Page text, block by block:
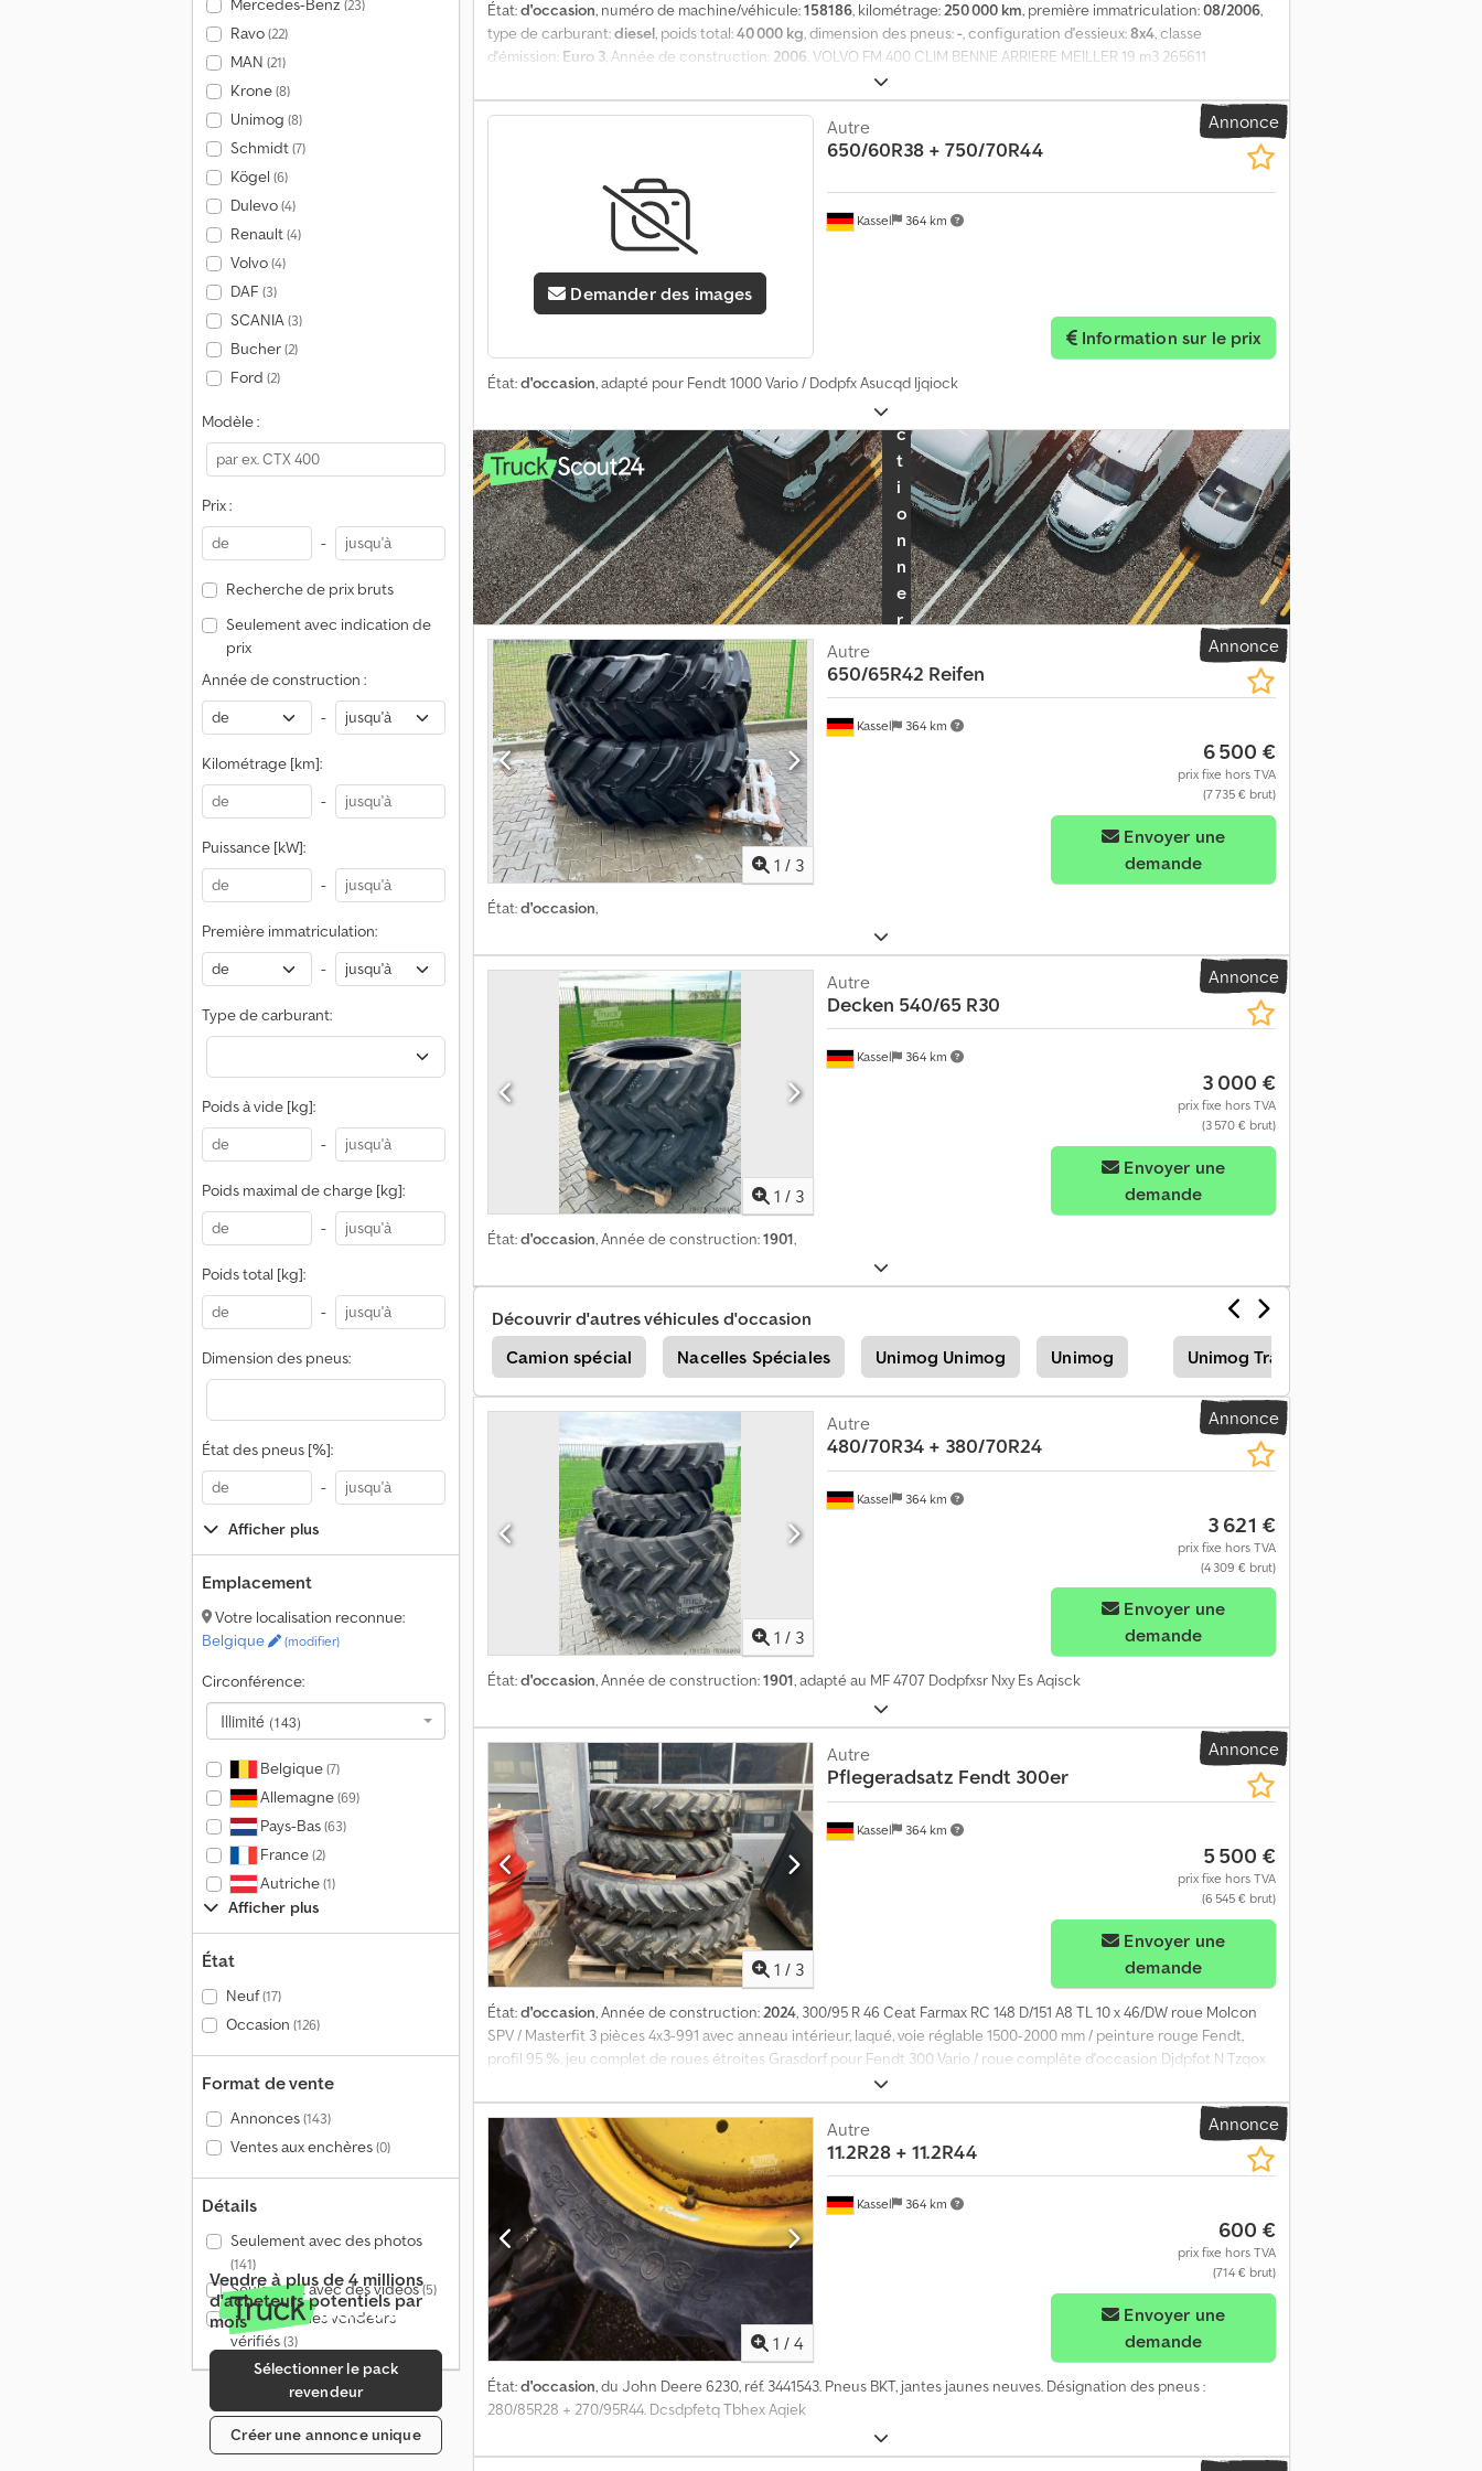
Mercedes-Benz (23)
Ravo(22)
MAN (21)
Krone(8)
Unimog (8)
Schmidt(7)
Kögel (6)
Dulevo(4)
Renault(4)
Volvo(4)
DAF (3)
SCANIA(3)
Bucher(2)
Ford (2)
Modèle :
Prix :
-
Recherche de prix bruts
Seulement avec indication de
prix
Année de construction :
-
Kilométrage [km]:
-
Puissance [kW]:
-
Première immatriculation:
-
Type de carburant:
Poids à vide [kg]:
-
Poids maximal de charge [kg]:
-
Poids total [kg]:
-
Dimension des pneus:
État des pneus [%]:
-
Afficher plus
Emplacement
Votre localisation reconnue:
Belgique
(modifier)
Circonférence:
Illimité (143)
Belgique(7)
Allemagne(69)
Pays-Bas(63)
France(2)
Autriche(1)
Afficher plus
État
Neuf(17)
Occasion (126)
Format de vente
Annonces(143)
Ventes aux enchères(0)
Détails
Seulement avec des photos
(141)
Seulement avec des vidéos(5)
Seulement les vendeurs
vérifiés(3)
Vendre à plus de 4 millions
d'acheteurs potentiels par
mois
Sélectionner le pack
revendeur
Créer une annonce unique
État:d'occasion, numéro de machine/véhicule:158186, kilométrage:250 000 km, première immatriculation:08/2006,
type de carburant:diesel, poids total:40 000 kg, dimension des pneus:-, configuration d'essieux:8x4, classe
d'émission: Euro 3, Année de construction: 2006, VOLVO FM 400 CLIM BENNE ARRIERE MEILLER 19 m3 265611
KILOMETRES 247334 KILOMETRES 2 PIECES DISPO. BENNE ENROCHEMENT CLIM FOND 12 MM COTE 10 MMMarque
benne: MEILLER Djdpfx Aqjpgwxyoisck
Annonce
Demander des images
Kassel 364 km
Autre
650/60R38 + 750/70R44
Information sur le prix
État:d'occasion, adapté pour Fendt 1000 Vario / Dodpfx Asucqd Ijqiock
o
s
p
e
c
s
p
m
l
c
t
i
o
n
n
e
r
e
p
a
e
r
C
n
o
n
e
n
Annonce
1 / 3
Kassel 364 km
Autre
650/65R42 Reifen
6 500 €
prix fixe hors TVA
(7 735 € brut)
demande
État:d'occasion,
Annonce
1 / 3
Kassel 364 km
Autre
Decken 540/65 R30
3 000 €
prix fixe hors TVA
(3 570 € brut)
demande
État:d'occasion, Année de construction:1901,
Découvrir d'autres véhicules d'occasion
Camion spécial
Nacelles Spéciales Unimog Unimog Unimog Unimog Tracteur
Annonce
1 / 3
Kassel 364 km
Autre
480/70R34 + 380/70R24
3 621 €
prix fixe hors TVA
(4 309 € brut)
demande
État:d'occasion, Année de construction:1901, adapté au MF 4707 Dodpfxsr Nxy Es Aqisck
Annonce
1 / 3
Kassel 364 km
Autre
Pflegeradsatz Fendt 300er
5 500 €
prix fixe hors TVA
(6 545 € brut)
demande
État:d'occasion, Année de construction: 2024, 300/95 R 46 Ceat Farmax RC 148 D/151 A8 TL 10 x 46/DW roue Molcon
SPV / Masterfit 3 pièces 4x3-991 avec anneau intérieur, laqué, voie réglable 1500-2000 mm / peinture rouge Fendt,
profil 95 %, jeu complet de roues étroites Grasdorf pour Fendt 300 Vario / roue complète d'occasion Djdpfot N Tzqox
Annonce
1 / 4
Kassel 364 km
Autre
11.2R28 + 11.2R44
600 €
prix fixe hors TVA
(714 € brut)
demande
État:d'occasion, du John Deere 6230, réf. 3441543. Pneus BKT, jantes jaunes neuves. Désignation des pneus :
280/85R28 + 270/95R44. Dcsdpfetq Tbhex Aqiek